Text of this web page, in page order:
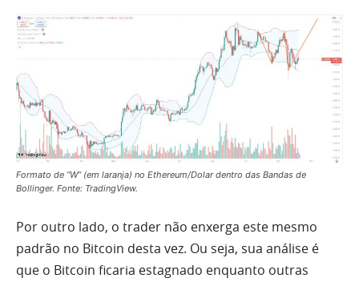
Formato de “W” (em laranja) no Ethereum/Dolar dentro das Bandas de
Bollinger. Fonte: TradingView.
Por outro lado, o trader não enxerga este mesmo
padrão no Bitcoin desta vez. Ou seja, sua análise é
que o Bitcoin ficaria estagnado enquanto outras